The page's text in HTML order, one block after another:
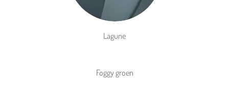
Lagune
Foggy groen